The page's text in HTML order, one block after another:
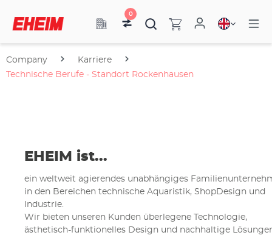
0
Company
Karriere
Technische Berufe - Standort Rockenhausen
EHEIM ist...
ein weltweit agierendes unabhängiges
in den Bereichen technische Aquaristik, ShopDesign und
Industrie.
Wir bieten unseren Kunden überlegene Technologie,
ästhetisch-funktionelles Design und nachhaltige